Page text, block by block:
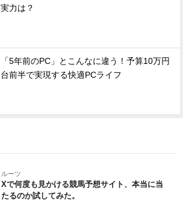
実力は？
「5年前のPC」とこんなに違う！予算10万円
台前半で実現する快適PCライフ
ルーツ
Xで何度も見かける競馬予想サイト、本当に当
たるのか試してみた。